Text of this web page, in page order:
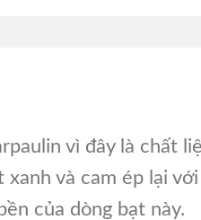
vì đây là chất
và cam ép lại với
của dòng bạt này.